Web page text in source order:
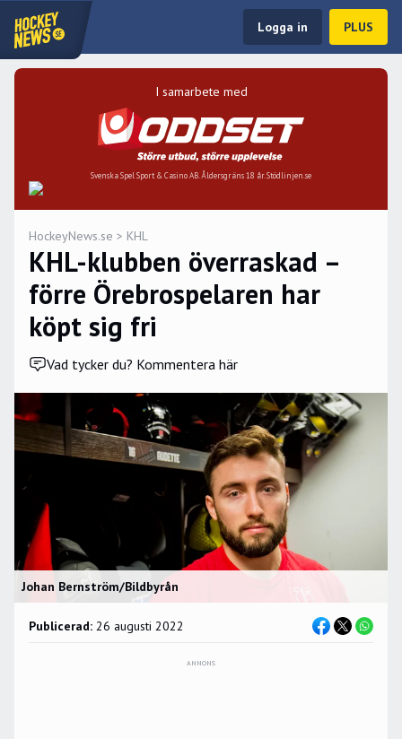
Logga in PLUS
I samarbete med
Svenska Spel Sport & Casino AB. Åldersgräns 18 år. Stödlinjen.se
HockeyNews.se > KHL
KHL-klubben överraskad –
förre Örebrospelaren har
köpt sig fri
Vad tycker du? Kommentera här
Johan Bernström/Bildbyrån
Publicerad: 26 augusti 2022
ANNONS